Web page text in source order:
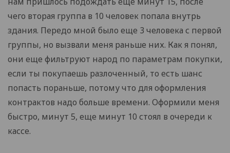
чего вторая группа в 10 человек попала внутрь
здания. Передо мной было еще 3 человека с первой
группы, но вызвали меня раньше них. Как я понял,
они еще фильтруют народ по параметрам покупки,
если ты покупаешь разлоченный, то есть шанс
попасть пораньше, потому что для оформления
контрактов надо больше времени. Оформили меня
быстро, минут 5, еще минут 10 стоял в очереди к
кассе.